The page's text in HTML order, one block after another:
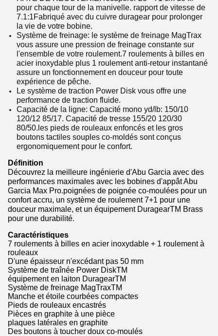
pour chaque tour de la manivelle. rapport de vitesse de
7.1:1Fabriqué avec du cuivre duragear pour prolonger
la vie de votre bobine.
Système de freinage: le système de freinage MagTrax
vous assure une pression de freinage constante sur
l'ensemble de votre roulement.7 roulements à billes en
acier inoxydable plus 1 roulement anti-retour instantané
assure un fonctionnement en douceur pour toute
expérience de pêche.
Le système de traction Power Disk vous offre une
performance de traction fluide.
Capacité de la ligne: Capacité mono yd/lb: 150/10
120/12 85/17. Capacité de tresse 155/20 120/30
80/50.les pieds de rouleaux enfoncés et les gros
boutons tactiles souples co-moldés sont conçus
ergonomiquement pour le confort.
Définition
Découvrez la meilleure ingénierie d'Abu Garcia avec des
performances maximales avec les bobines d'appât Abu
Garcia Max Pro.poignées de poignée co-moulées pour un
confort accru, un système de roulement 7+1 pour une
douceur maximale, et un équipement DuragearTM Brass
pour une durabilité.
Caractéristiques
7 roulements à billes en acier inoxydable + 1 roulement à
rouleaux
D'une épaisseur n'excédant pas 50 mm
Système de traînée Power DiskTM
équipement en laiton DuragearTM
Système de freinage MagTraxTM
Manche et étoile courbées compactes
Pieds de rouleaux encastrés
Pièces en graphite à une pièce
plaques latérales en graphite
Des boutons à toucher doux co-moulés